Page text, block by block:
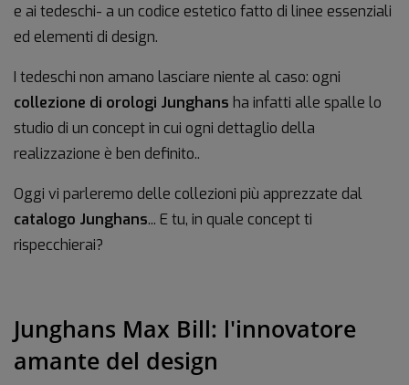
e ai tedeschi- a un codice estetico fatto di linee essenziali
ed elementi di design.
I tedeschi non amano lasciare niente al caso: ogni
collezione di orologi Junghans ha infatti alle spalle lo
studio di un concept in cui ogni dettaglio della
realizzazione è ben definito..
Oggi vi parleremo delle collezioni più apprezzate dal
catalogo Junghans... E tu, in quale concept ti
rispecchierai?
Junghans Max Bill: l'innovatore
amante del design